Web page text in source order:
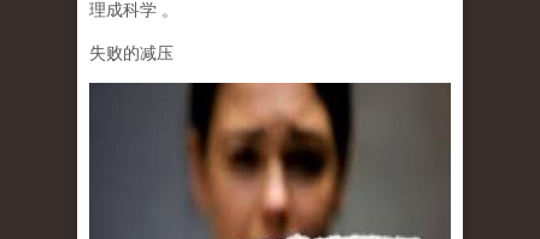
理成科学 。
失败的减压